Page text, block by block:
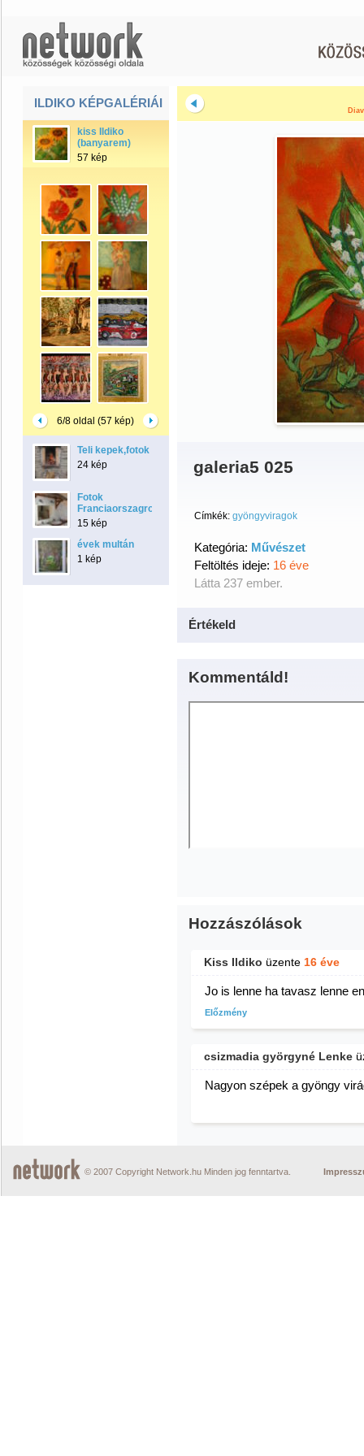
ILDIKO KÉPGALÉRIÁI
kiss Ildiko
(banyarem)
57 kép
6/8 oldal (57 kép)
Teli kepek,fotok
24 kép
Fotok
Franciaorszagrol
15 kép
évek multán
1 kép
galeria5 025
Címkék: gyöngyviragok
Kategória: Művészet
Feltöltés ideje: 16 éve
Látta 237 ember.
Értékeld
Kommentáld!
Hozzászólások
Kiss Ildiko üzente 16 éve
Jo is lenne ha tavasz lenne
Előzmény
csizmadia györgyné Lenke
Nagyon szépek a gyöngy
© 2007 Copyright Network.hu Minden jog fenntartva.